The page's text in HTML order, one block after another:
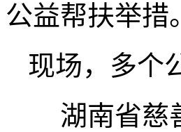
公益帮扶举措。
现场，多个
湖南省慈善